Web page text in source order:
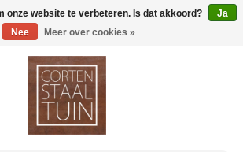
onze website te verbeteren. Is dat akkoord?
Ja
Nee
Meer over cookies »